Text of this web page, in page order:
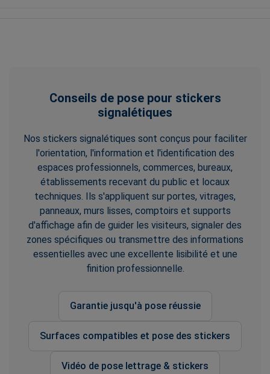
Conseils de pose pour stickers
signalétiques
Nos stickers signalétiques sont conçus pour faciliter
l'orientation, l'information et l'identification des
espaces professionnels, commerces, bureaux,
établissements recevant du public et locaux
techniques. Ils s'appliquent sur portes, vitrages,
panneaux, murs lisses, comptoirs et supports
d'affichage afin de guider les visiteurs, signaler des
zones spécifiques ou transmettre des informations
essentielles avec une excellente lisibilité et une
finition professionnelle.
Garantie jusqu'à pose réussie
Surfaces compatibles et pose des stickers
Vidéo de pose lettrage & stickers